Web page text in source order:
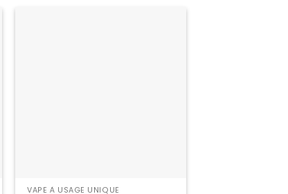
VAPE À USAGE UNIQUE